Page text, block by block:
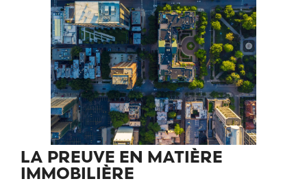
LA PREUVE EN MATIÈRE
IMMOBILIÈRE